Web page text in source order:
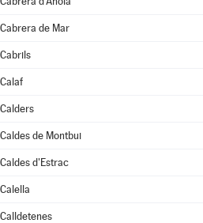
Cabrera de Mar
Cabrils
Calaf
Calders
Caldes de Montbui
Caldes d'Estrac
Calella
Calldetenes